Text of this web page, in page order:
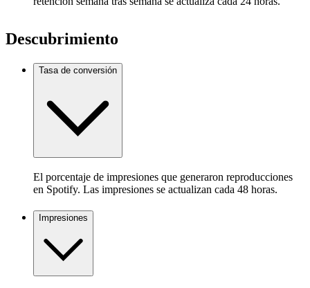
Descubrimiento
Tasa de conversión
El porcentaje de impresiones que generaron reproducciones
en Spotify. Las impresiones se actualizan cada 48 horas.
Impresiones